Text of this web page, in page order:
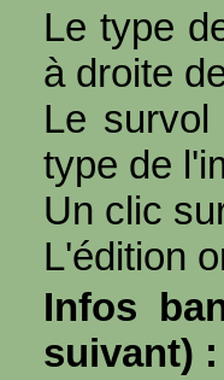
Le type
à droite
Le
type de
Un clic
L'édition
Infos
suivant) :